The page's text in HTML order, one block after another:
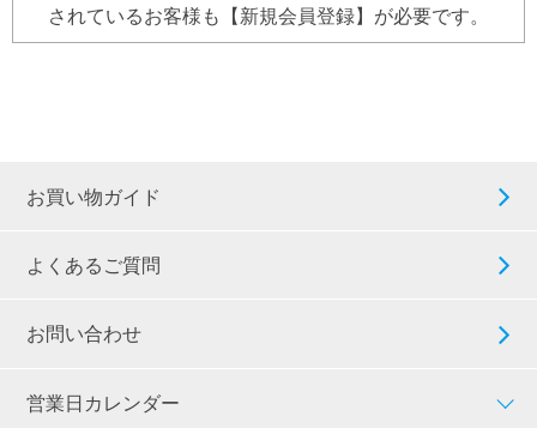
されているお客様も【新規会員登録】が必要です。
お買い物ガイド
よくあるご質問
お問い合わせ
営業日カレンダー